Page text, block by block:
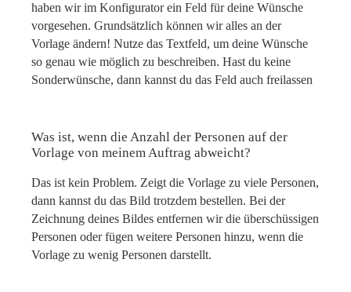
haben wir im Konfigurator ein Feld für deine Wünsche
vorgesehen. Grundsätzlich können wir alles an der
Vorlage ändern! Nutze das Textfeld, um deine Wünsche
so genau wie möglich zu beschreiben. Hast du keine
Sonderwünsche, dann kannst du das Feld auch freilassen
Was ist, wenn die Anzahl der Personen auf der
Vorlage von meinem Auftrag abweicht?
Das ist kein Problem. Zeigt die Vorlage zu viele Personen,
dann kannst du das Bild trotzdem bestellen. Bei der
Zeichnung deines Bildes entfernen wir die überschüssigen
Personen oder fügen weitere Personen hinzu, wenn die
Vorlage zu wenig Personen darstellt.